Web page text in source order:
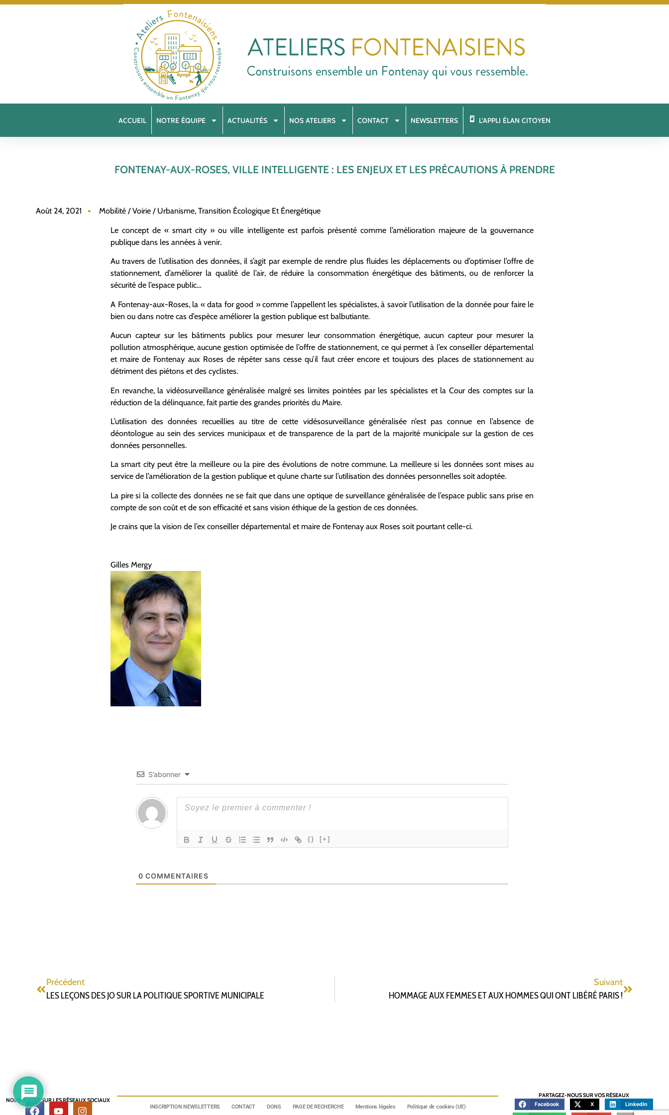
ACCUEIL NOTRE ÉQUIPE ACTUALITÉS NOS ATELIERS CONTACT NEWSLETTERS L’APPLI ÉLAN CITOYEN
FONTENAY-AUX-ROSES, VILLE INTELLIGENTE : LES ENJEUX ET LES PRÉCAUTIONS À PRENDRE
Août 24, 2021 Mobilité / Voirie / Urbanisme, Transition Écologique Et Énergétique
Le concept de « smart city » ou ville intelligente est parfois présenté comme l’amélioration majeure de la gouvernance
publique dans les années à venir.
Au travers de l’utilisation des données, il s’agit par exemple de rendre plus fluides les déplacements ou d’optimiser l’offre de
stationnement, d’améliorer la qualité de l’air, de réduire la consommation énergétique des bâtiments, ou de renforcer la
sécurité de l’espace public…
A Fontenay-aux-Roses, la « data for good » comme l’appellent les spécialistes, à savoir l’utilisation de la donnée pour faire le
bien ou dans notre cas d’espèce améliorer la gestion publique est balbutiante.
Aucun capteur sur les bâtiments publics pour mesurer leur consommation énergétique, aucun capteur pour mesurer la
pollution atmosphérique, aucune gestion optimisée de l’offre de stationnement, ce qui permet à l’ex conseiller départemental
et maire de Fontenay aux Roses de répéter sans cesse qu’il faut créer encore et toujours des places de stationnement au
détriment des piétons et des cyclistes.
En revanche, la vidéosurveillance généralisée malgré ses limites pointées par les spécialistes et la Cour des comptes sur la
réduction de la délinquance, fait partie des grandes priorités du Maire.
L’utilisation des données recueillies au titre de cette vidésosurveillance généralisée n’est pas connue en l’absence de
déontologue au sein des services municipaux et de transparence de la part de la majorité municipale sur la gestion de ces
données personnelles.
La smart city peut être la meilleure ou la pire des évolutions de notre commune. La meilleure si les données sont mises au
service de l’amélioration de la gestion publique et qu’une charte sur l’utilisation des données personnelles soit adoptée.
La pire si la collecte des données ne se fait que dans une optique de surveillance généralisée de l’espace public sans prise en
compte de son coût et de son efficacité et sans vision éthique de la gestion de ces données.
Je crains que la vision de l’ex conseiller départemental et maire de Fontenay aux Roses soit pourtant celle-ci.
Gilles Mergy
S’abonner
{} [+]
0 COMMENTAIRES
Précédent
LES LEÇONS DES JO SUR LA POLITIQUE SPORTIVE MUNICIPALE
Suivant
HOMMAGE AUX FEMMES ET AUX HOMMES QUI ONT LIBÉRÉ PARIS !
NOUS SUIVRE SUR LES RÉSEAUX SOCIAUX
INSCRIPTION NEWSLETTERS CONTACT DONS PAGE DE RECHERCHE Mentions légales Politique de cookies (UE)
PARTAGEZ-NOUS SUR VOS RÉSEAUX
Facebook X LinkedIn